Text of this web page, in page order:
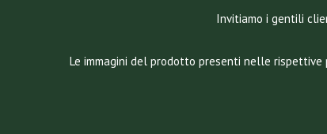
Invitiamo i gentili
Le immagini del prodotto presenti nelle